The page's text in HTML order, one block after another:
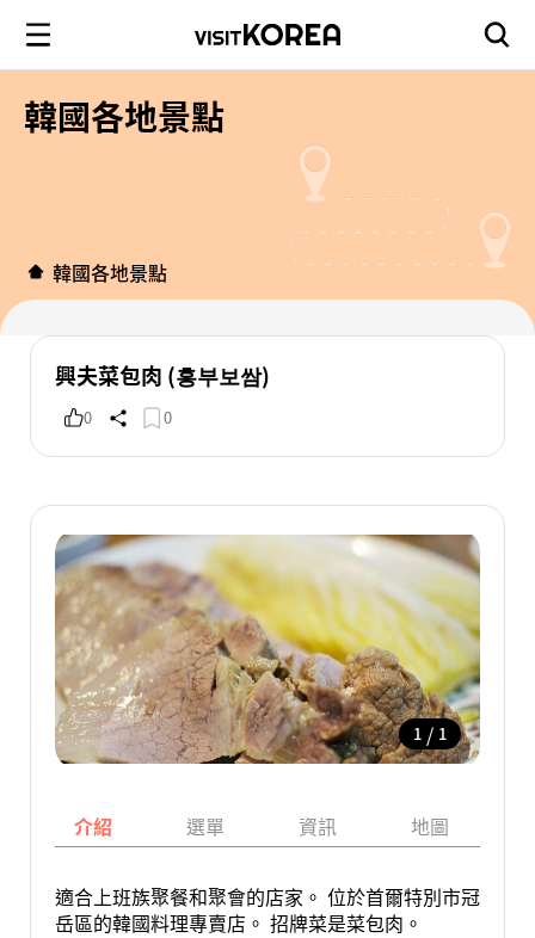
韓國各地景點
韓國各地景點
興夫菜包肉 (흥부보쌈)
0 0
1 / 1
介紹 選單 資訊 地圖
適合上班族聚餐和聚會的店家。 位於首爾特別市冠
岳區的韓國料理專賣店。 招牌菜是菜包肉。